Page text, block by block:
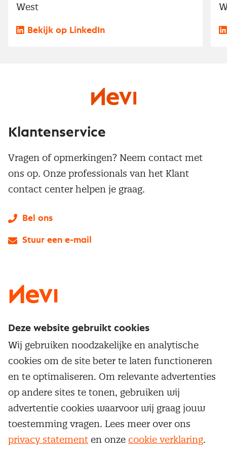
West
Bekijk op LinkedIn
Service & contact
Over inkoop
Netwerk en communities
Aanmelden nieuwsbrief
Word lid van Nevi
Populaire thema's
Aanbesteden
Contractmanagement
Kostenmanagement
Onderhandelen
Opleidingen en trainingen
Trainingen
Opleidingen
Maatwerk
Klantenservice
Vragen of opmerkingen? Neem contact met
ons op. Onze professionals van het Klant
contact center helpen je graag.
Bel ons
Stuur een e-mail
Cookievoorkeuren beherenOnzealgemene
Deze website gebruikt cookies
Wij gebruiken noodzakelijke en analytische
cookies om de site beter te laten functioneren
en te optimaliseren. Om relevante advertenties
op andere sites te tonen, gebruiken wij
advertentie cookies waarvoor wij graag jouw
toestemming vragen. Lees meer over ons
privacy statement en onze cookie verklaring.